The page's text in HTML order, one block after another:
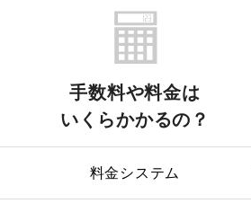
手数料や料金は
いくらかかるの？
料金システム